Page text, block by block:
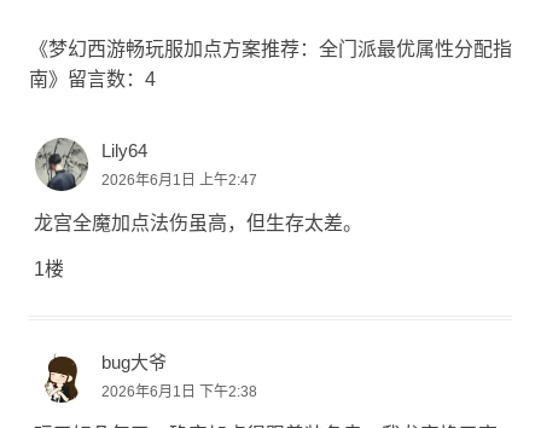
《梦幻西游畅玩服加点方案推荐：全门派最优属性分配指
南》留言数：4
Lily64
2026年6月1日 上午2:47
龙宫全魔加点法伤虽高，但生存太差。
1楼
bug大爷
2026年6月1日 下午2:38